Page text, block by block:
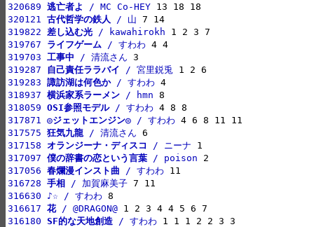
320689 逃亡者よ / MC Co-HEY
320121 古代哲学の鉄人 / 山
319822 差し込む光 / kawahirokh
319767 ライフゲーム / すわわ
319703 工事中 / 清流さん
319287 自己責任ララバイ / 宮里鋭兎
319283 諏訪湖は何色か / すわわ
318937 横浜家系ラーメン / hmn
318059 OSI参照モデル / すわわ
317871 ◎ジェットエンジン◎ / すわわ
317575 狂気九龍 / 清流さん
317158 オランジーナ・ディスコ / ニーナ
317097 僕の辞書の恋という言葉 / poison
317056 春爛漫インスト曲 / すわわ
316728 手相 / 加賀麻美子
316630 ♪☆ / すわわ
316617 花 / @DRAGON@
316180 SF的な天地創造 / すわわ